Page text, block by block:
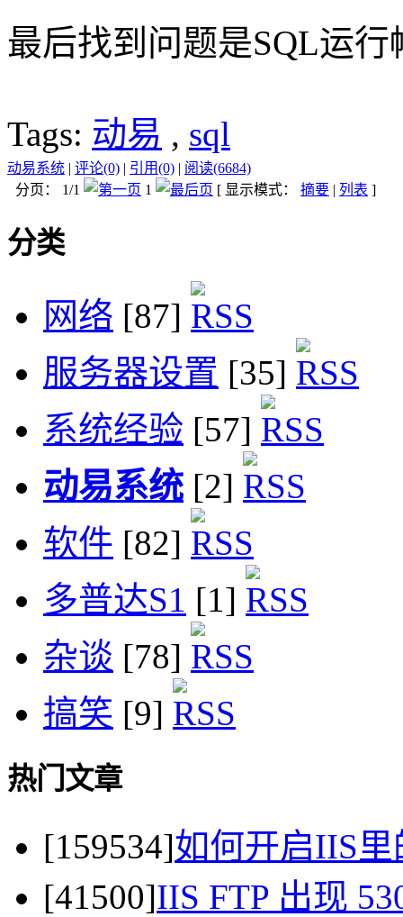
最后找到问题是SQL运
Tags: 动易 , sql
动易系统 | 评论(0) | 引用(0) | 阅读(6684)
分页： 1/1
1 [ 显示模式： 摘要 | 列表 ]
分类
网络 [87]
服务器设置 [35]
系统经验 [57]
动易系统 [2]
软件 [82]
多普达S1 [1]
杂谈 [78]
搞笑 [9]
热门文章
[159534]如何开启IIS里
[41500]IIS FTP 出现